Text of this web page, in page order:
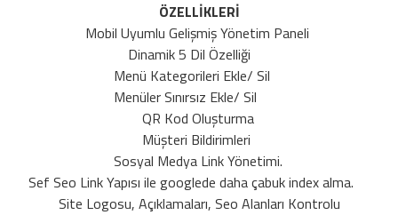
ÖZELLİKLERİ
Mobil Uyumlu Gelişmiş Yönetim Paneli
Dinamik 5 Dil Özelliği
Menü Kategorileri Ekle/ Sil
Menüler Sınırsız Ekle/ Sil
QR Kod Oluşturma
Müşteri Bildirimleri
Sosyal Medya Link Yönetimi.
Sef Seo Link Yapısı ile googlede daha çabuk index alma.
Site Logosu, Açıklamaları, Seo Alanları Kontrolu